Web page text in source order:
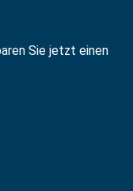
Sie jetzt einen